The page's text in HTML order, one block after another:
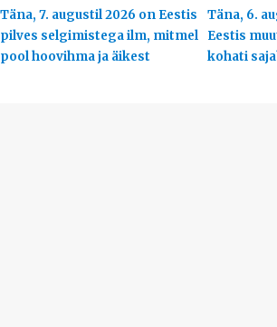
Täna, 7. augustil 2026 on Eestis
pilves selgimistega ilm, mitmel
pool hoovihma ja äikest
Täna, 6.
Eestis
kohati